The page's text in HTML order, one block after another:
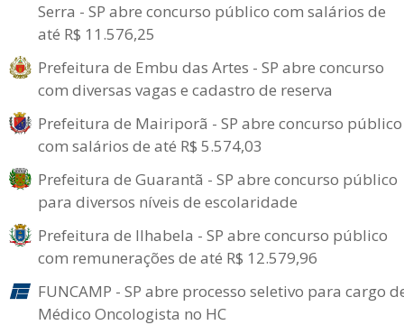
Serra - SP abre concurso público com salários de
até R$ 11.576,25
Prefeitura de Embu das Artes - SP abre concurso
com diversas vagas e cadastro de reserva
Prefeitura de Mairiporã - SP abre concurso público
com salários de até R$ 5.574,03
Prefeitura de Guarantã - SP abre concurso público
para diversos níveis de escolaridade
Prefeitura de Ilhabela - SP abre concurso público
com remunerações de até R$ 12.579,96
FUNCAMP - SP abre processo seletivo para cargo
Médico Oncologista no HC